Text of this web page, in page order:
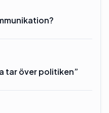
tar över politiken”